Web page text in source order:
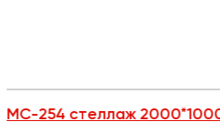
МС-254 стеллаж